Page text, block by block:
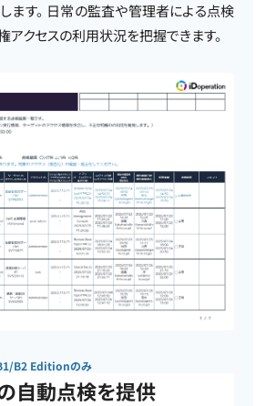
ます。 日常の監査や管理者による点検
アクセスの利用状況を把握できます。
B2 Editionのみ
自動点検を提供